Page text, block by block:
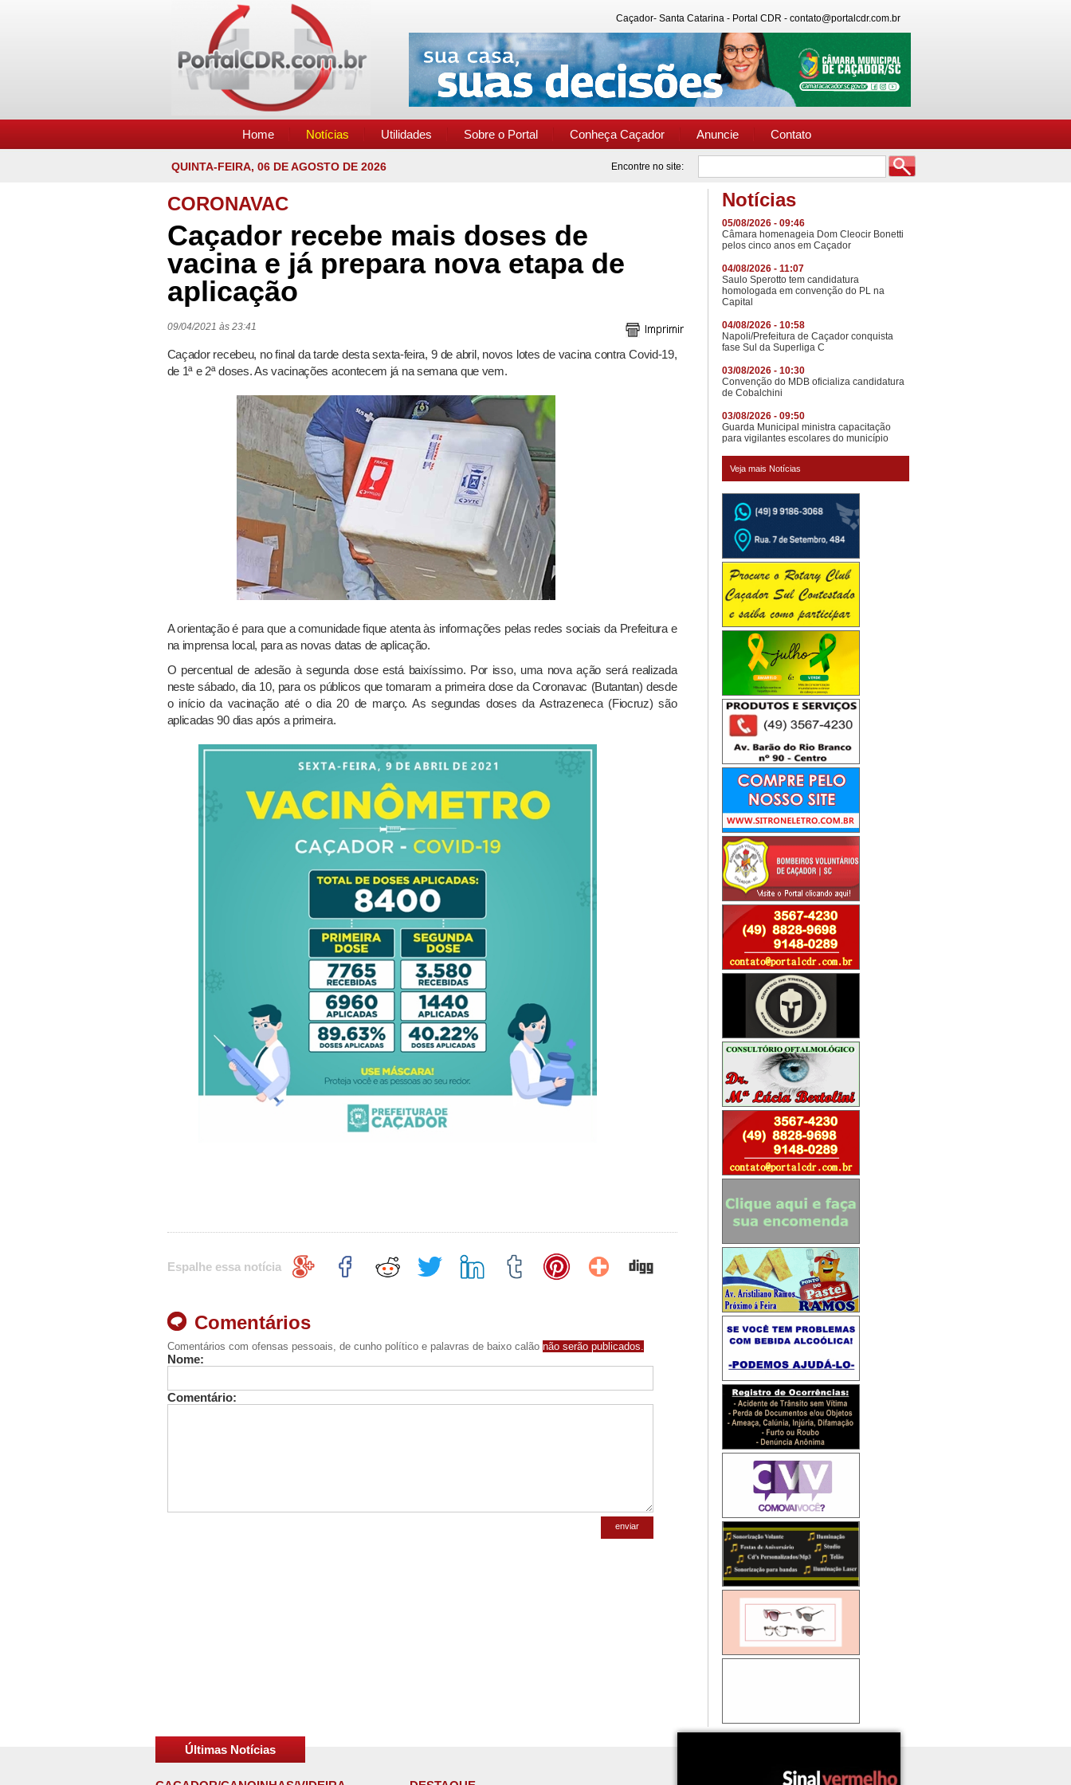
Caçador- Santa Catarina - Portal CDR - contato@portalcdr.com.br
Home Notícias Utilidades Sobre o Portal Conheça Caçador Anuncie Contato
QUINTA-FEIRA, 06 DE AGOSTO DE 2026 Encontre no site:
CORONAVAC
Caçador recebe mais doses de
vacina e já prepara nova etapa de
aplicação
09/04/2021 às 23:41
Caçador recebeu, no final da tarde desta sexta-feira, 9 de abril, novos lotes de vacina contra Covid-19,
de 1ª e 2ª doses. As vacinações acontecem já na semana que vem.
A orientação é para que a comunidade fique atenta às informações pelas redes sociais da Prefeitura e
na imprensa local, para as novas datas de aplicação.
O percentual de adesão à segunda dose está baixíssimo. Por isso, uma nova ação será realizada
neste sábado, dia 10, para os públicos que tomaram a primeira dose da Coronavac (Butantan) desde
o início da vacinação até o dia 20 de março. As segundas doses da Astrazeneca (Fiocruz) são
aplicadas 90 dias após a primeira.
Espalhe essa notícia
Comentários
Comentários com ofensas pessoais, de cunho político e palavras de baixo calão não serão publicados.
Nome:
Comentário:
Notícias
05/08/2026 - 09:46
Câmara homenageia Dom Cleocir Bonetti
pelos cinco anos em Caçador
04/08/2026 - 11:07
Saulo Sperotto tem candidatura
homologada em convenção do PL na
Capital
04/08/2026 - 10:58
Napoli/Prefeitura de Caçador conquista
fase Sul da Superliga C
03/08/2026 - 10:30
Convenção do MDB oficializa candidatura
de Cobalchini
03/08/2026 - 09:50
Guarda Municipal ministra capacitação
para vigilantes escolares do município
Veja mais Notícias
Últimas Notícias